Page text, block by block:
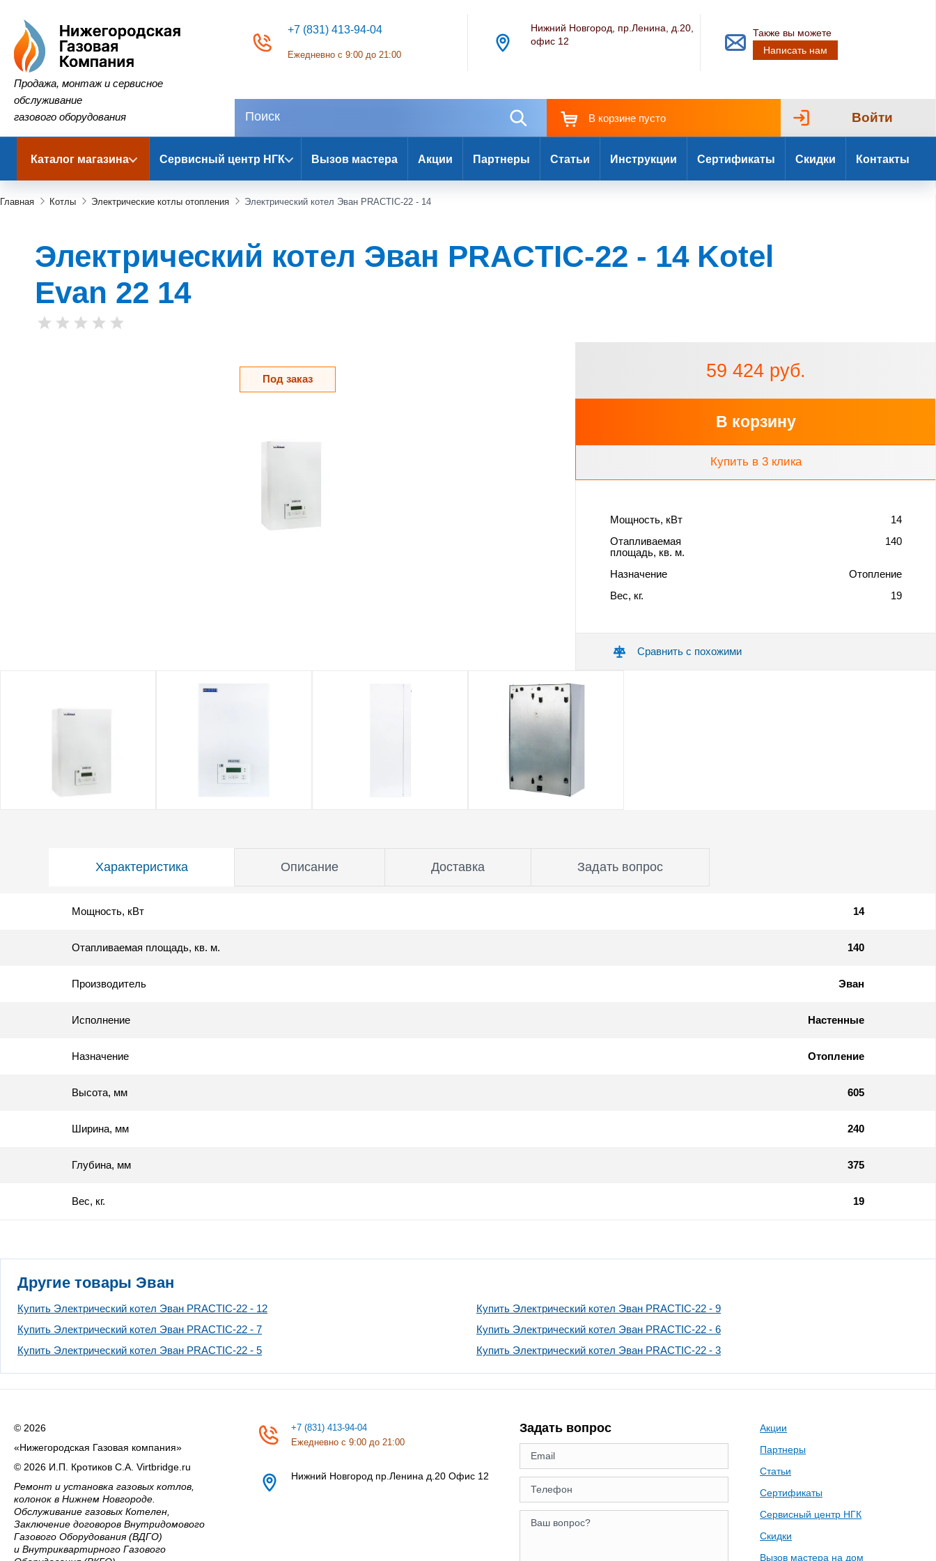
Нижегородская Газовая Компания
Продажа, монтаж и сервисное
обслуживание
газового оборудования
+7 (831) 413-94-04
Ежедневно с 9:00 до 21:00
Нижний Новгород, пр.Ленина, д.20,
офис 12
Также вы можете
Написать нам
В корзине пусто Войти
Каталог магазина Сервисный центр НГК Вызов мастера Акции Партнеры Статьи Инструкции Сертификаты Скидки Контакты
Главная Котлы Электрические котлы отопления Электрический котел Эван PRACTIC-22 - 14
Электрический котел Эван PRACTIC-22 - 14 Kotel
Evan 22 14
Под заказ 59 424 руб.
В корзину
Купить в 3 клика
Мощность, кВт
14
Отапливаемая
площадь, кв. м.
140
Назначение
Отопление
Вес, кг.
19
Сравнить с похожими
Характеристика Описание Доставка Задать вопрос
Мощность, кВт 14
Отапливаемая площадь, кв. м. 140
Производитель Эван
Исполнение Настенные
Назначение Отопление
Высота, мм 605
Ширина, мм 240
Глубина, мм 375
Вес, кг. 19
Другие товары Эван
Купить Электрический котел Эван PRACTIC-22 - 12
Купить Электрический котел Эван PRACTIC-22 - 9
Купить Электрический котел Эван PRACTIC-22 - 7
Купить Электрический котел Эван PRACTIC-22 - 6
Купить Электрический котел Эван PRACTIC-22 - 5
Купить Электрический котел Эван PRACTIC-22 - 3
© 2026
«Нижегородская Газовая компания»
© 2026 И.П. Кротиков С.А. Virtbridge.ru
Ремонт и установка газовых котлов,
колонок в Нижнем Новгороде.
Обслуживание газовых Котелен,
Заключение договоров Внутридомового
Газового Оборудования (ВДГО)
и Внутриквартирного Газового
+7 (831) 413-94-04
Ежедневно с 9:00 до 21:00
Нижний Новгород пр.Ленина д.20 Офис 12
Задать вопрос
Акции
Партнеры
Статьи
Сертификаты
Сервисный центр НГК
Скидки
Вызов мастера на дом